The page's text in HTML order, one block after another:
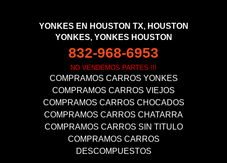
YONKES EN HOUSTON TX, HOUSTON
YONKES, YONKES HOUSTON
832-968-6953
NO VENDEMOS PARTES !!!
COMPRAMOS CARROS YONKES
COMPRAMOS CARROS VIEJOS
COMPRAMOS CARROS CHOCADOS
COMPRAMOS CARROS CHATARRA
COMPRAMOS CARROS SIN TITULO
COMPRAMOS CARROS
DESCOMPUESTOS